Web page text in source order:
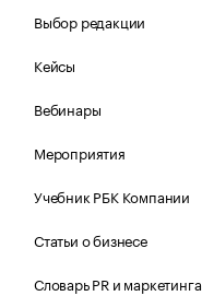
Выбор редакции
Кейсы
Вебинары
Мероприятия
Учебник РБК Компании
Статьи о бизнесе
Словарь PR и маркетинга